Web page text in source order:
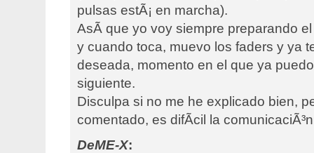
pulsas estÃ¡ en marcha).
AsÃ­ que yo voy siempre preparando
y cuando toca, muevo los faders y ya
deseada, momento en el que ya
siguiente.
Disculpa si no me he explicado bien,
comentado, es difÃ­cil la
DeME-X: